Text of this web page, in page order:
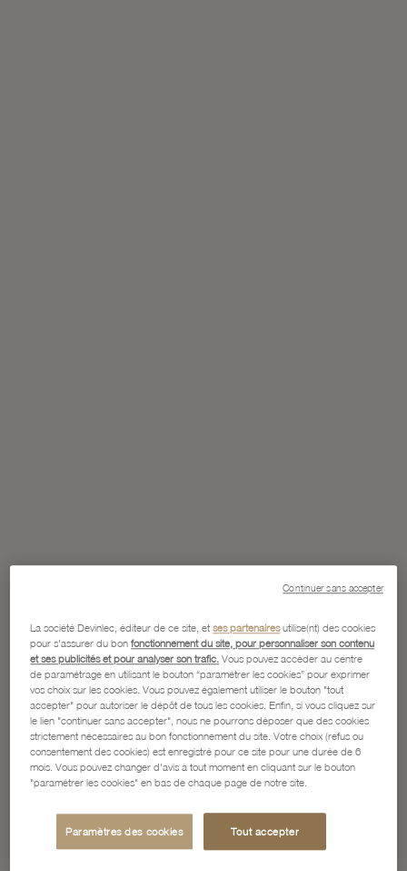
La société Devinlec, éditeur de ce site, etses partenairesutilise(nt) des cookies
pour s'assurer du bonfonctionnement du site, pour personnaliser son contenu
et ses publicités et pour analyser son trafic. Vous pouvez accéder au centre
de paramétrage en utilisant le bouton “paramétrer les cookies” pour exprimer
vos choix sur les cookies. Vous pouvez également utiliser le bouton "tout
accepter" pour autoriser le dépôt de tous les cookies. Enfin, si vous cliquez sur
le lien "continuer sans accepter", nous ne pourrons déposer que des cookies
strictement nécessaires au bon fonctionnement du site. Votre choix (refus ou
consentement des cookies) est enregistré pour ce site pour une durée de 6
mois. Vous pouvez changer d'avis à tout moment en cliquant sur le bouton
"paramétrer les cookies" en bas de chaque page de notre site.
Paramètres des cookies Tout accepter
Continuer sans accepter